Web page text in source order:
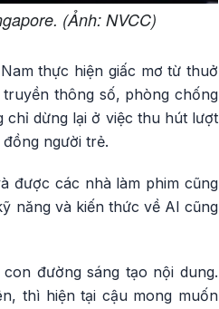
(Ảnh: NVCC)
thực hiện giấc mơ từ thuở
thông số, phòng chống
chỉ dừng lại ở việc thu hút lượt
người trẻ.
được các nhà làm phim cũng
năng và kiến thức về AI cũng
đường sáng tạo nội dung.
thì hiện tại cậu mong muốn